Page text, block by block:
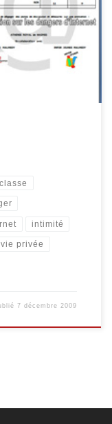
Royal de
dans les locaux de
les jeunes […]
classe
intimité
vie privée
7 décembre 2009